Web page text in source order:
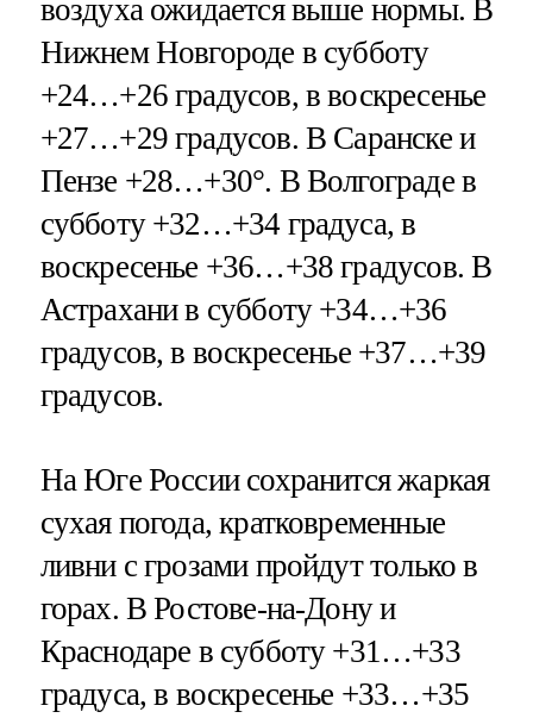
воздуха ожидается выше нормы. В
Нижнем Новгороде в субботу
+24…+26 градусов, в воскресенье
+27…+29 градусов. В Саранске и
Пензе +28…+30°. В Волгограде в
субботу +32…+34 градуса, в
воскресенье +36…+38 градусов. В
Астрахани в субботу +34…+36
градусов, в воскресенье +37…+39
градусов.
На Юге России сохранится жаркая
сухая погода, кратковременные
ливни с грозами пройдут только в
горах. В Ростове-на-Дону и
Краснодаре в субботу +31…+33
градуса, в воскресенье +33…+35